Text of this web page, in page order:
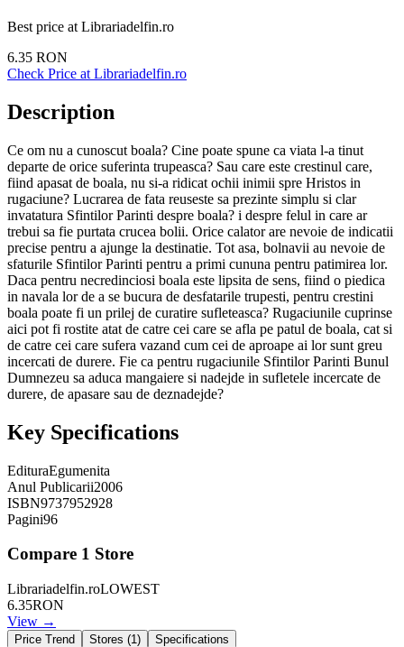
Best price at Librariadelfin.ro
6.35 RON
Check Price at Librariadelfin.ro
Description
Ce om nu a cunoscut boala? Cine poate spune ca viata l-a tinut
departe de orice suferinta trupeasca? Sau care este crestinul care,
fiind apasat de boala, nu si-a ridicat ochii inimii spre Hristos in
rugaciune? Lucrarea de fata reuseste sa prezinte simplu si clar
invatatura Sfintilor Parinti despre boala? i despre felul in care ar
trebui sa fie purtata crucea bolii. Orice calator are nevoie de indicatii
precise pentru a ajunge la destinatie. Tot asa, bolnavii au nevoie de
sfaturile Sfintilor Parinti pentru a primi cununa pentru patimirea lor.
Daca pentru necredinciosi boala este lipsita de sens, fiind o piedica
in navala lor de a se bucura de desfatarile trupesti, pentru crestini
boala poate fi un prilej de curatire sufleteasca? Rugaciunile cuprinse
aici pot fi rostite atat de catre cei care se afla pe patul de boala, cat si
de catre cei care sufera vazand cum cei de aproape ai lor sunt greu
incercati de durere. Fie ca pentru rugaciunile Sfintilor Parinti Bunul
Dumnezeu sa aduca mangaiere si nadejde in sufletele incercate de
durere, de apasare sau de deznadejde?
Key Specifications
EdituraEgumenita
Anul Publicarii2006
ISBN9737952928
Pagini96
Compare 1 Store
Librariadelfin.roLOWEST
6.35RON
View →
Price Trend Stores (1 ) Specifications